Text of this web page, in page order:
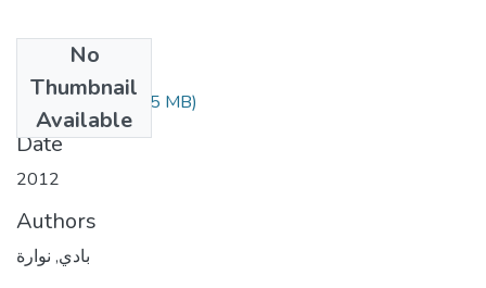
No
Thumbnail
Available
بادي نوارة.pdf(1.35 MB)
Date
2012
Authors
بادي, نوارة